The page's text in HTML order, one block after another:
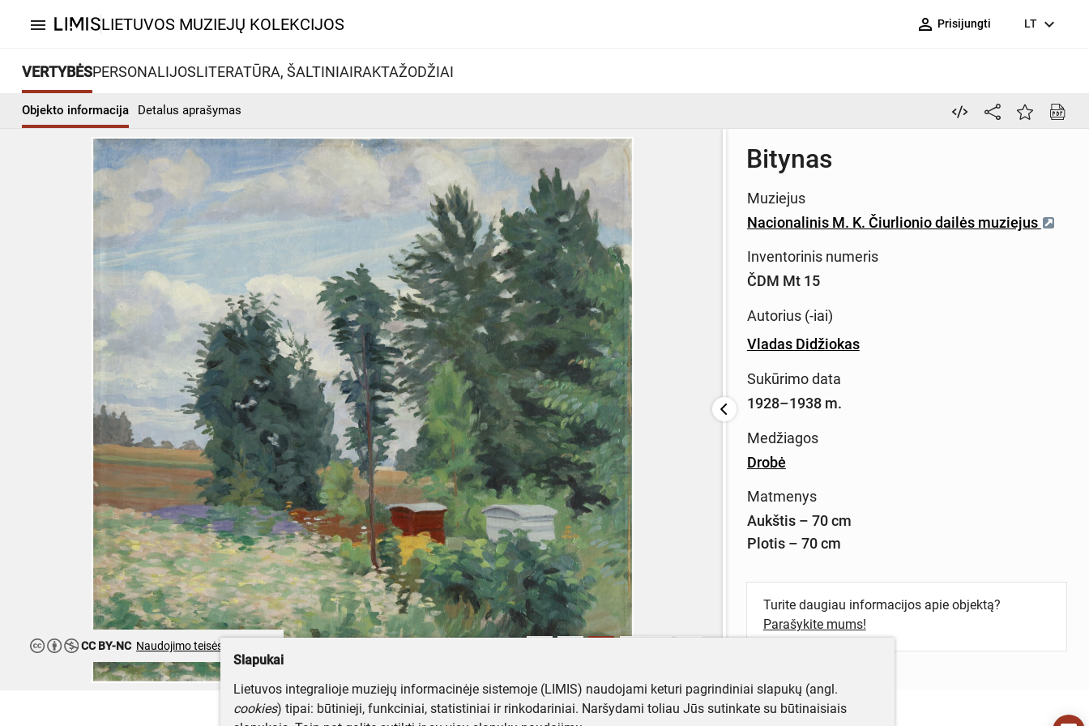
menu LIETUVOS MUZIEJŲ KOLEKCIJOS person_outline Prisijungti LT expand_more
VERTYBĖSPERSONALIJOSLITERATŪRA, ŠALTINIAIRAKTAŽODŽIAI
Objekto informacija Detalus aprašymas
CC BY-NC Naudojimo teisės ribojamos
Bitynas
Muziejus
Nacionalinis M. K. Čiurlionio dailės muziejus
Inventorinis numeris
ČDM Mt 15
Autorius (-iai)
Vladas Didžiokas
Sukūrimo data
1928–1938 m.
Medžiagos
Drobė
Matmenys
Aukštis – 70 cm
Plotis – 70 cm
Turite daugiau informacijos apie objektą?
Parašykite mums!
Slapukai
Lietuvos integralioje muziejų informacinėje sistemoje (LIMIS) naudojami keturi pagrindiniai slapukų (angl.
cookies) tipai: būtinieji, funkciniai, statistiniai ir rinkodariniai. Naršydami toliau Jūs sutinkate su būtinaisiais